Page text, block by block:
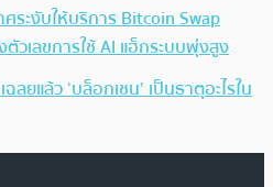
ระงับให้บริการ Bitcoin Swap
วเลขการใช้ AI แฮ็กระบบพุ่งสูง
ลยแล้ว ‘บล็อกเชน’ เป็นธาตุอะไรใน